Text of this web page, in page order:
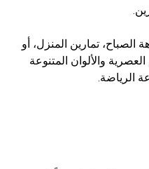
تمارين المنزل، أو
والألوان المتنوعة
الرياضة.